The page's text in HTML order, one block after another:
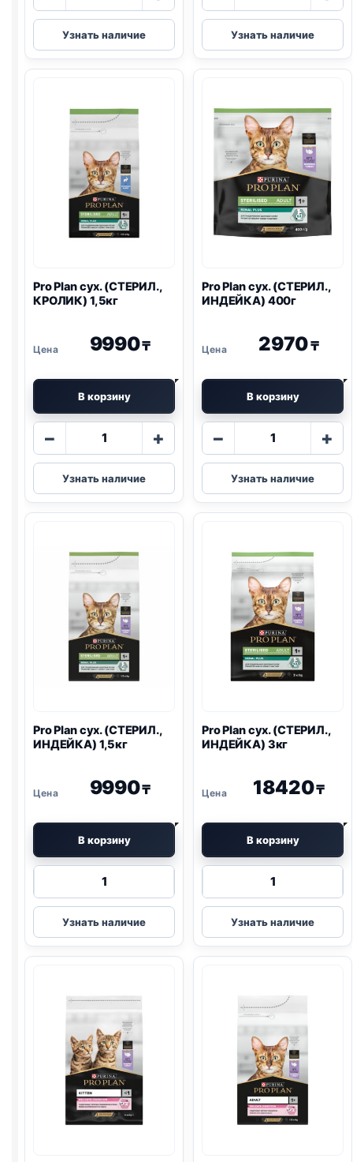
Pro
Plan
сух.
1,5кг
Узнать наличие
Pro
Plan
сух.
400г
Узнать наличие
Pro Planсух. (СТЕРИЛ.,
КРОЛИК) 1,5кг
9990₸
В корзину
−
Количество
Pro
Plan
сух.
1,5кг
+
Узнать наличие
Pro Planсух. (СТЕРИЛ.,
ИНДЕЙКА) 400г
2970₸
В корзину
−
Количество
Pro
Plan
сух.
400г
+
Узнать наличие
Pro Planсух. (СТЕРИЛ.,
ИНДЕЙКА) 1,5кг
9990₸
В корзину
Количество
Pro
Plan
сух.
1,5кг
Узнать наличие
Pro Planсух. (СТЕРИЛ.,
ИНДЕЙКА) 3кг
18420₸
В корзину
Количество
Pro
Plan
сух.
3кг
Узнать наличие